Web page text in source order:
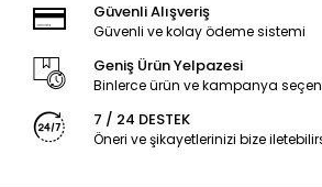
Güvenli Alışveriş
Güvenli ve kolay ödeme sistemi
Geniş Ürün Yelpazesi
Binlerce ürün ve kampanya
7 / 24 DESTEK
Öneri ve şikayetlerinizi bize